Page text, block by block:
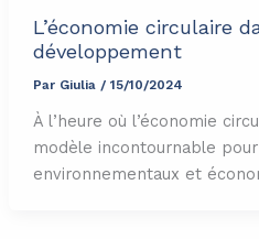
L’économie circulaire
développement
Par Giulia / 15/10/2024
À l’heure où l’économie
modèle incontournable
environnementaux et